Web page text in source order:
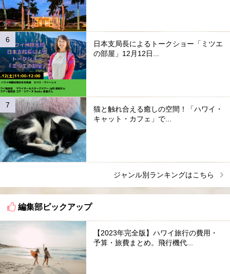
日本支局長によるトークショー「ミツエ
の部屋」12月12日...
猫と触れ合える癒しの空間！「ハワイ・
キャット・カフェ」で...
ジャンル別ランキングはこちら
編集部ピックアップ
【2023年完全版】ハワイ旅行の費用・
予算・旅費まとめ。飛行機代...